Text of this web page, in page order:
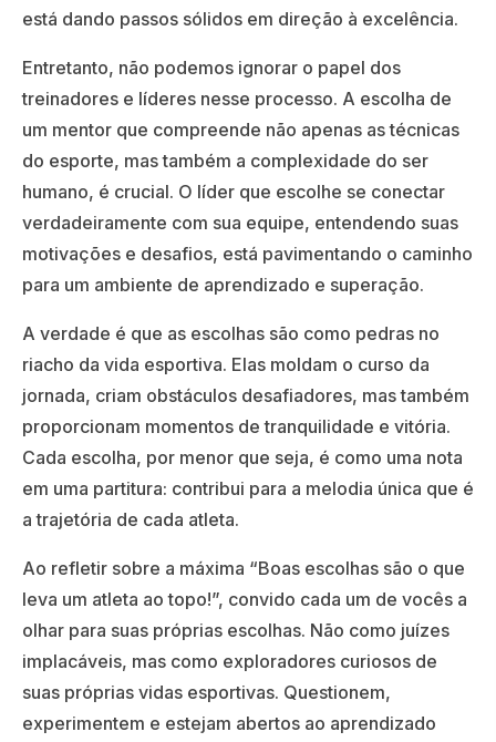
está dando passos sólidos em direção à excelência.
Entretanto, não podemos ignorar o papel dos
treinadores e líderes nesse processo. A escolha de
um mentor que compreende não apenas as técnicas
do esporte, mas também a complexidade do ser
humano, é crucial. O líder que escolhe se conectar
verdadeiramente com sua equipe, entendendo suas
motivações e desafios, está pavimentando o caminho
para um ambiente de aprendizado e superação.
A verdade é que as escolhas são como pedras no
riacho da vida esportiva. Elas moldam o curso da
jornada, criam obstáculos desafiadores, mas também
proporcionam momentos de tranquilidade e vitória.
Cada escolha, por menor que seja, é como uma nota
em uma partitura: contribui para a melodia única que é
a trajetória de cada atleta.
Ao refletir sobre a máxima “Boas escolhas são o que
leva um atleta ao topo!”, convido cada um de vocês a
olhar para suas próprias escolhas. Não como juízes
implacáveis, mas como exploradores curiosos de
suas próprias vidas esportivas. Questionem,
experimentem e estejam abertos ao aprendizado